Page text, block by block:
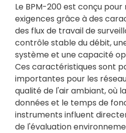
Le BPM-200 est conçu
exigences grâce à des
des flux de travail de
contrôle stable du débit,
système et une capacité
Ces caractéristiques sont
importantes pour les
qualité de l'air ambiant, où
données et le temps de
instruments influent
de l'évaluation